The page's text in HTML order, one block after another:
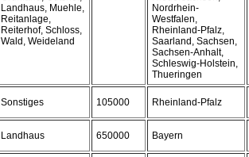
Landhaus, Muehle,
Reitanlage,
Reiterhof, Schloss,
Wald, Weideland
Nordrhein-
Westfalen,
Rheinland-Pfalz,
Saarland, Sachsen,
Sachsen-Anhalt,
Schleswig-Holstein,
Thueringen
Sonstiges 105000 Rheinland-Pfalz
Landhaus 650000 Bayern